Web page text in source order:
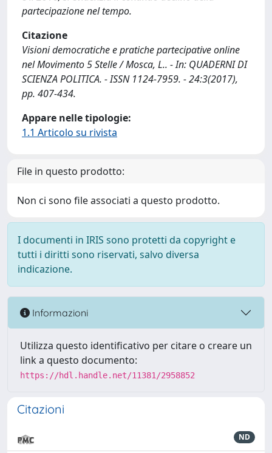
partecipazione nel tempo.
Citazione
Visioni democratiche e pratiche partecipative online
nel Movimento 5 Stelle / Mosca, L.. - In: QUADERNI DI
SCIENZA POLITICA. - ISSN 1124-7959. - 24:3(2017),
pp. 407-434.
Appare nelle tipologie:
1.1 Articolo su rivista
File in questo prodotto:
Non ci sono file associati a questo prodotto.
I documenti in IRIS sono protetti da copyright e
tutti i diritti sono riservati, salvo diversa
indicazione.
Informazioni
Utilizza questo identificativo per citare o creare un
link a questo documento:
https://hdl.handle.net/11381/2958852
Citazioni
ND